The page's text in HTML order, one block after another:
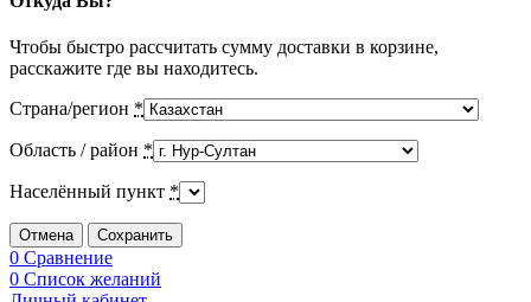
Чтобы быстро рассчитать сумму доставки в корзине,
расскажите где вы находитесь.
Страна/регион *
Область / район *
Населённый пункт *
Отмена Сохранить
0 Сравнение
0 Список желаний